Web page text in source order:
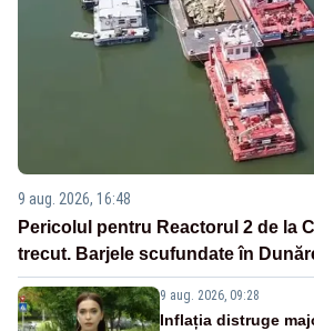
9 aug. 2026, 16:48
Pericolul pentru Reactorul 2 de la
trecut. Barjele scufundate în
9 aug. 2026, 09:28
Inflația distruge